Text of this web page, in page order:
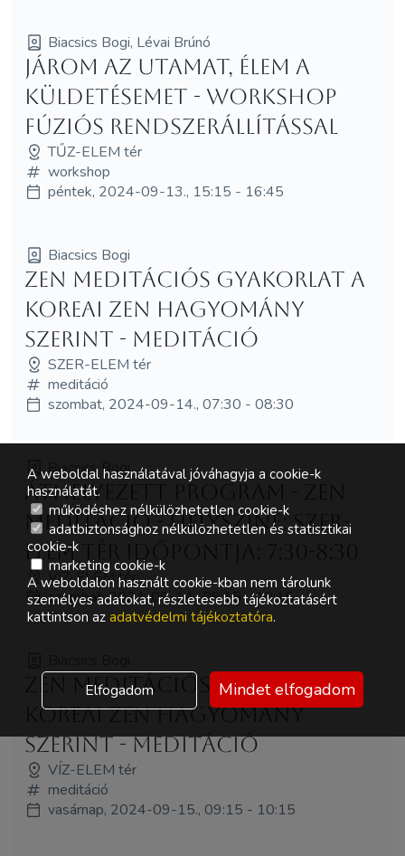
Biacsics Bogi, Lévai Brúnó
Járom az utamat, élem a
küldetésemet - WORKSHOP
fúziós rendszerállítással
TŰZ-ELEM tér
workshop
péntek, 2024-09-13., 15:15 - 16:45
Biacsics Bogi
Zen meditációs gyakorlat a
koreai zen hagyomány
szerint - MEDITÁCIÓ
SZER-ELEM tér
meditáció
szombat, 2024-09-14., 07:30 - 08:30
Biacsics Bogi
ÁTHELYEZETT PROGRAM - Zen
meditáció - Helyszíne: SZER-
ELEM tér Időpontja: 7:30-8:30
VÍZ-ELEM tér
szombat, 2024-09-14., 09:15 - 10:15
Zen meditációs gyakorlat a
koreai zen hagyomány
szerint - MEDITÁCIÓ
VÍZ-ELEM tér
meditáció
vasárnap, 2024-09-15., 09:15 - 10:15
A weboldal használatával jóváhagyja a cookie-k
használatát.
működéshez nélkülözhetetlen cookie-k
adatbiztonsághoz nélkülözhetetlen és statisztikai
cookie-k
marketing cookie-k
A weboldalon használt cookie-kban nem tárolunk
személyes adatokat, részletesebb tájékoztatásért
kattintson az adatvédelmi tájékoztatóra.
Elfogadom Mindet elfogadom